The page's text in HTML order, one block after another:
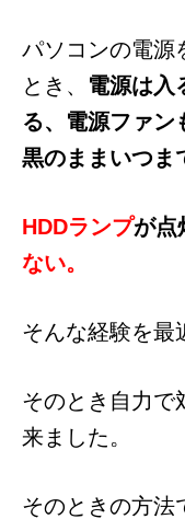
パソコンの電源
とき、 電源は入
る、電源ファン
黒のままいつま
HDDランプが点
ない。
そんな経験を最
そのとき自力で
来ました。
そのときの方法